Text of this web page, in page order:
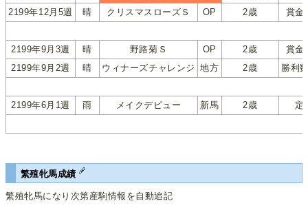
2199年12月5週
晴 クリスマスローズＳ OP 2歳 賞金
2199年9月3週 晴 野路菊Ｓ OP 2歳
賞金
2199年9月2週
晴 ウィナーズチャレンジ 地方 2歳 勝利
2199年6月1週 雨 メイクデビュー 新馬 2歳 定
繁殖牝馬成績
繁殖牝馬になり次第産駒情報を自動追記